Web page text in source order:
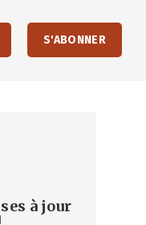
S'ABONNER
à jour